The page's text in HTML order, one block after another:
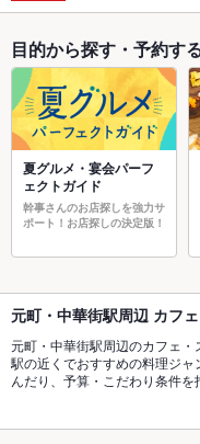
目的から探す・予約す
夏グルメ・宴会パーフ
ェクトガイド
幹事さんのお店探しを強力サ
ポート！お店探しの決定版！
元町・中華街駅周辺 カフ
元町・中華街駅周辺のカフェ
駅の近くでおすすめの料理ジャ
んだり、予算・こだわり条件
わりメニューや季節のおすす
で安心！24時間使える簡単便